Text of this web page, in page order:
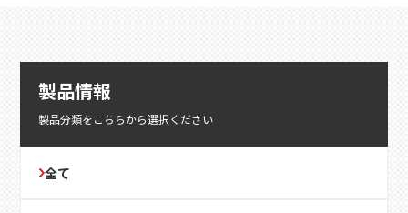
製品情報
製品分類をこちらから選択ください
全て